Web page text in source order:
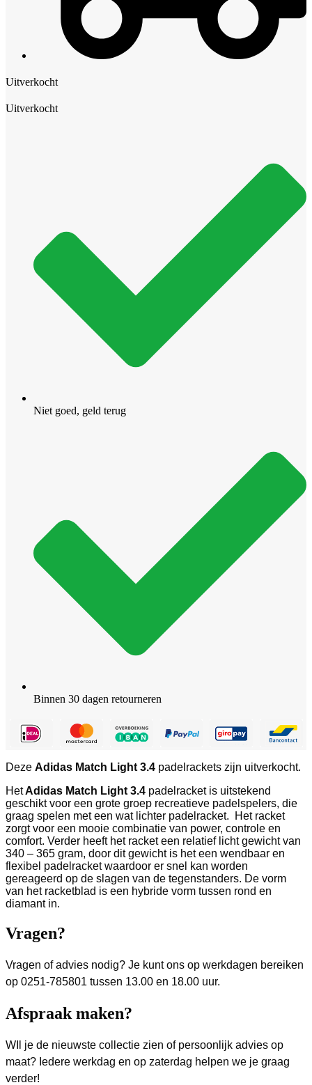
Uitverkocht
Uitverkocht
Niet goed, geld terug
Binnen 30 dagen retourneren
Deze Adidas Match Light 3.4 padelrackets zijn uitverkocht.
HetAdidas Match Light 3.4 padelracket is uitstekend
geschikt voor een grote groep recreatieve padelspelers, die
graag spelen met een wat lichter padelracket. Het racket
zorgt voor een mooie combinatie van power, controle en
comfort. Verder heeft het racket een relatief licht gewicht van
340 – 365 gram, door dit gewicht is het een wendbaar en
flexibel padelracket waardoor er snel kan worden
gereageerd op de slagen van de tegenstanders. De vorm
van het racketblad is een hybride vorm tussen rond en
diamant in.
Vragen?
Vragen of advies nodig? Je kunt ons op werkdagen bereiken
op 0251-785801 tussen 13.00 en 18.00 uur.
Afspraak maken?
WIl je de nieuwste collectie zien of persoonlijk advies op
maat? Iedere werkdag en op zaterdag helpen we je graag
verder!